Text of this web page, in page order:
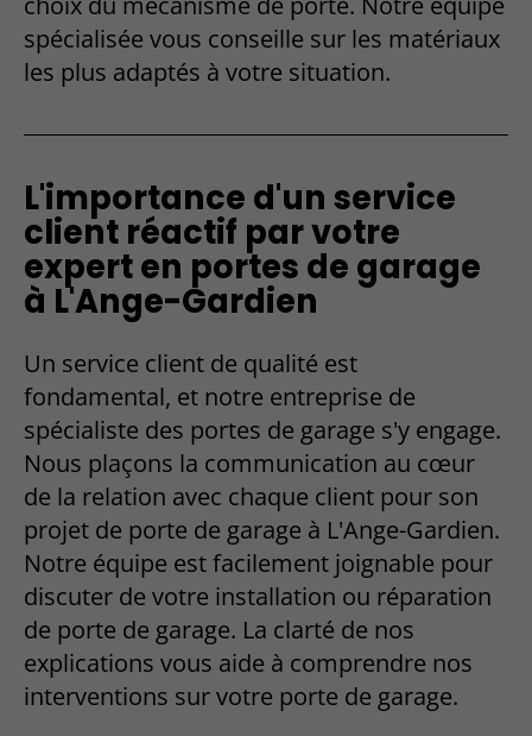
spécialisée vous conseille sur les matériaux
les plus adaptés à votre situation.
L'importance d'un service
client réactif par votre
expert en portes de garage
à L'Ange-Gardien
Un service client de qualité est
fondamental, et notre entreprise de
spécialiste des portes de garage s'y engage.
Nous plaçons la communication au cœur
de la relation avec chaque client pour son
projet de porte de garage à L'Ange-Gardien.
Notre équipe est facilement joignable pour
discuter de votre installation ou réparation
de porte de garage. La clarté de nos
explications vous aide à comprendre nos
interventions sur votre porte de garage.